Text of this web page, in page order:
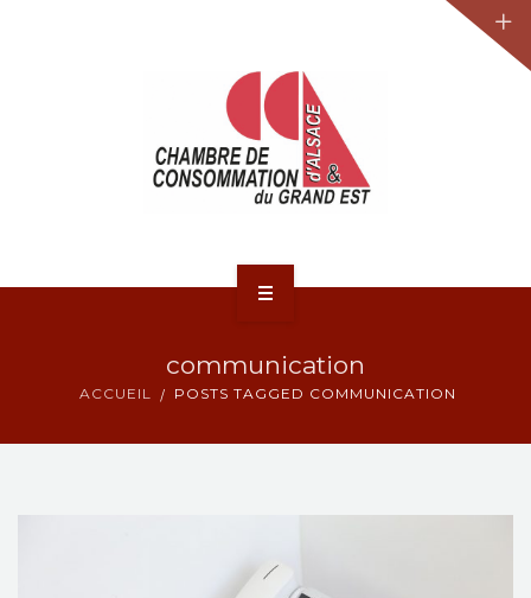
communication
ACCUEIL POSTS TAGGED COMMUNICATION